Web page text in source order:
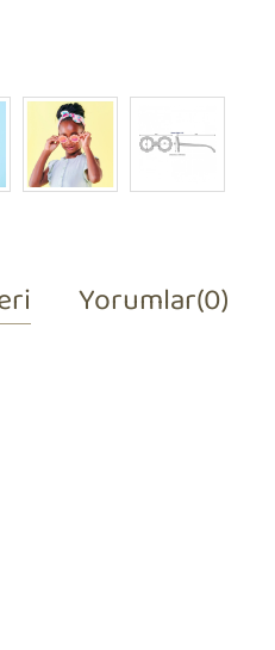
Yorumlar(0)